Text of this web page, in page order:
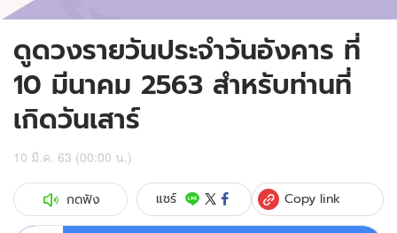
ดูดวงรายวันประจำวันอังคาร ที่
10 มีนาคม 2563 สำหรับท่านที่
เกิดวันเสาร์
10 มี.ค. 63 (00:00 น.)
กดฟัง แชร์ Copy link